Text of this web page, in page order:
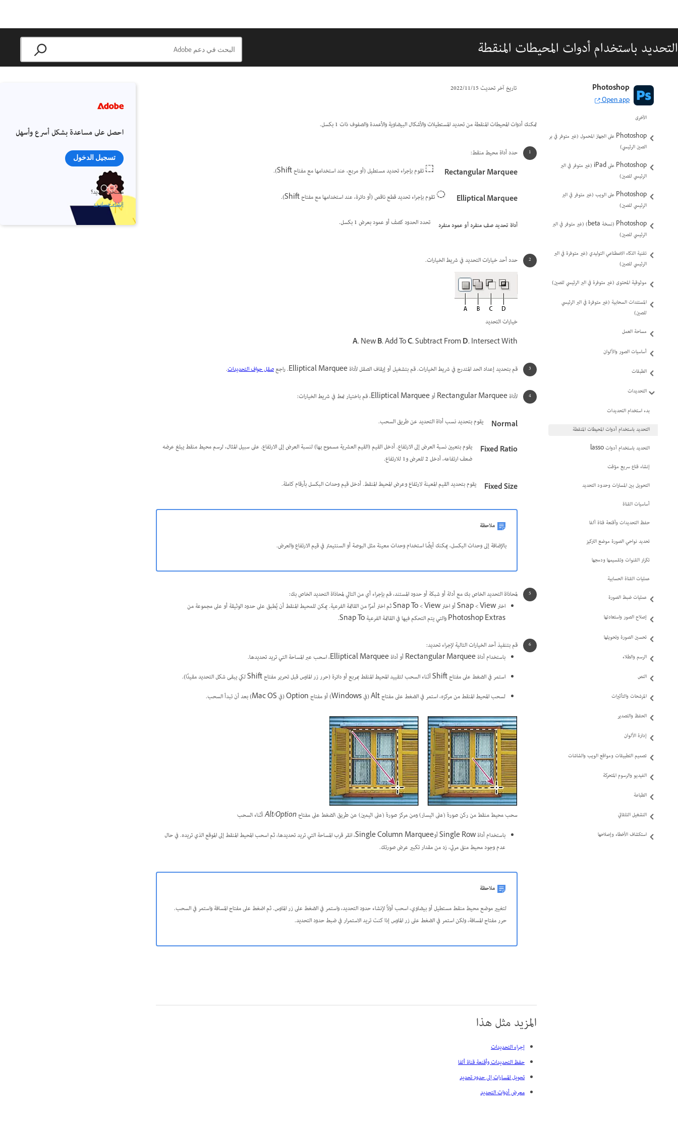
التحديد باستخدام أدوات المحيطات المنقطة
تاريخ آخر تحديث15‏/11‏/2022 Photoshop
Open app
مقدمة إلى Photoshop
الأخرى
Photoshop على الجهاز المحمول (غير متوفر في بر
الصين الرئيسي)
Photoshop على iPad (غير متوفر في البر
الرئيسي للصين)
Photoshop على الويب (غير متوفر في البر
الرئيسي للصين)
Photoshop (نسخة beta) (غير متوفر في البر
الرئيسي للصين)
تقنية الذكاء الاصطناعي التوليدي (غير متوفرة في البر
الرئيسي للصين)
موثوقية المحتوى (غير متوفرة في البر الرئيسي للصين)
المستندات السحابية (غير متوفرة في البر الرئيسي
للصين)
مساحة العمل
أساسيات الصور والألوان
الطبقات
التحديدات
بدء استخدام التحديدات
التحديد باستخدام أدوات المحيطات المنقطة
التحديد باستخدام أدوات lasso
إنشاء قناع سريع مؤقت
التحويل بين المسارات وحدود التحديد
أساسيات القناة
حفظ التحديدات وأقنعة قناة ألفا
تحديد نواحي الصورة موضع التركيز
تكرار القنوات وتقسيمها ودمجها
عمليات القناة الحسابية
عمليات ضبط الصورة
إصلاح الصور واستعادتها
تحسين الصورة وتحويلها
الرسم والطلاء
النص
المرشحات والتأثيرات
الحفظ والتصدير
إدارة الألوان
تصميم التطبيقات ومواقع الويب والشاشات
الفيديو والرسوم المتحركة
الطباعة
التشغيل التلقائي
استكشاف الأخطاء وإصلاحها
تمكنك أدوات المحيطات المنقطة من تحديد المستطيلات والأشكال البيضاوية والأعمدة والصفوف ذات 1 بكسل.
حدد أداة محيط منقط:
Rectangular Marquee
تقوم بإجراء تحديد مستطيل (أو مربع، عند استخدامها مع مفتاح Shift).
Elliptical Marquee تقوم بإجراء تحديد قطع ناقص (أو دائرة، عند استخدامها مع مفتاح Shift).
أداة تحديد صف منفرد أو عمود منفرد تحدد الحدود كصف أو عمود بعرض 1 بكسل.
حدد أحد خيارات التحديد في شريط الخيارات.
خيارات التحديد
A.NewB.Add ToC.Subtract FromD.Intersect With
قم بتحديد إعداد الحد المتدرج في شريط الخيارات. قم بتشغيل أو إيقاف الصقل لأداة Elliptical Marquee. راجع صقل حواف التحديدات.
لأداة Rectangular Marquee أو Elliptical Marquee، قم باختيار نمط في شريط الخيارات:
Normal يقوم بتحديد نسب أداة التحديد عن طريق السحب.
Fixed Ratio
يقوم بتعيين نسبة العرض إلى الارتفاع. أدخل القيم (القيم العشرية مسموح بها) لنسبة العرض إلى الارتفاع. على سبيل المثال، لرسم محيط منقط يبلغ عرضه
ضعف ارتفاعه، أدخل 2 للعرض و1 للارتفاع.
Fixed Size يقوم بتحديد القيم المعينة لارتفاع وعرض المحيط المنقط. أدخل قيم وحدات البكسل بأرقام كاملة.
ملاحظة
بالإضافة إلى وحدات البكسل، يمكنك أيضًا استخدام وحدات معينة مثل البوصة أو السنتيمتر في قيم الارتفاع والعرض.
لمحاذاة التحديد الخاص بك مع أدلة أو شبكة أو حدود المستند، قم بإجراء أي من التالي لمحاذاة التحديد الخاص بك:
اختر View >‏ Snap أو اختر View >‏ Snap To ثم اختر أمرًا من القائمة الفرعية. يمكن للمحيط المنقط أن يُطبق على حدود الوثيقة أو على مجموعة من
Photoshop Extras والتي يتم التحكم فيها في القائمة الفرعية Snap To.
قم بتنفيذ أحد الخيارات التالية لإجراء تحديد:
باستخدام أداة Rectangular Marquee أو أداة Elliptical Marquee، اسحب عبر المساحة التي تريد تحديدها.
استمر في الضغط على مفتاح Shift أثناء السحب لتقييد المحيط المنقط بمربع أو دائرة (حرر زر الماوس قبل تحرير مفتاح Shift لكي يبقى شكل التحديد مقيدًا).
لسحب المحيط المنقط من مركزه، استمر في الضغط على مفتاح Alt (في Windows) أو مفتاح Option (في Mac OS) بعد أن تبدأ السحب.
سحب محيط منقط من ركن صورة (على اليسار) ومن مركز صورة (على اليمين) عن طريق الضغط على مفتاح Alt/Option أثناء السحب
باستخدام أداة Single Row أوSingle Column Marquee، انقر قرب المساحة التي تريد تحديدها، ثم اسحب المحيط المنقط إلى الموقع الذي تريده. في حال
عدم وجود محيط منق مرئي، زد من مقدار تكبير عرض صورتك.
ملاحظة
لتغيير موضع محيط منقط مستطيل أو بيضاوي، اسحب أولاً لإنشاء حدود التحديد، واستمر في الضغط على زر الماوس. ثم اضغط على مفتاح المسافة واستمر في السحب.
حرر مفتاح المسافة، ولكن استمر في الضغط على زر الماوس إذا كنت تريد الاستمرار في ضبط حدود التحديد.
المزيد مثل هذا
إجراء التحديدات
حفظ التحديدات وأقنعة قناة ألفا
تحويل المسارات إلى حدود تحديد
معرض أدوات التحديد
احصل على مساعدة بشكل أسرع وأسهل
تسجيل الدخول
مستخدم جديد؟
إنشاء حساب ›